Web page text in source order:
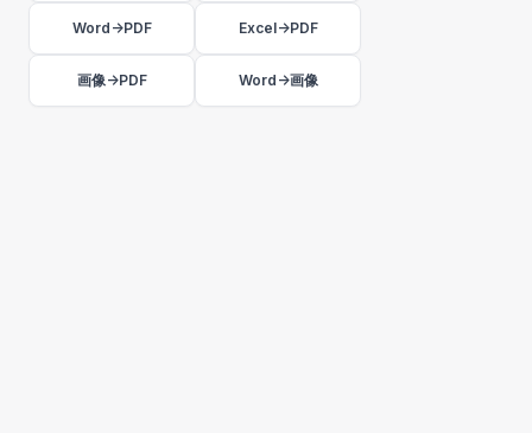
Word→PDF Excel→PDF
画像→PDF Word→画像